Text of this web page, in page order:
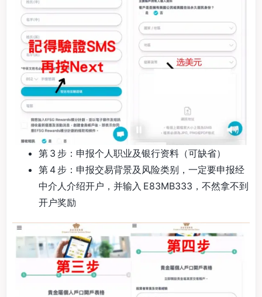
第 3 步：申报个人职业及银行资料（可缺省）
第 4 步：申报交易背景及风险类别，一定要申报经
中介人介绍开户，并输入 E83MB333，不然拿不到
开户奖励